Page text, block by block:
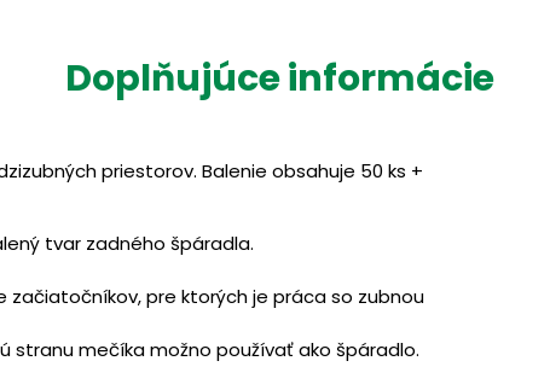
Doplňujúce informácie
priestorov. Balenie obsahuje 50 ks +
tvar zadného špáradla.
pre ktorých je práca so zubnou
stranu mečíka možno používať ako špáradlo.